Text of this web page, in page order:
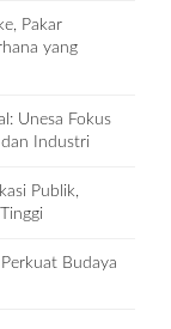
Pakar
yang
Unesa Fokus
Industri
Publik,
Budaya